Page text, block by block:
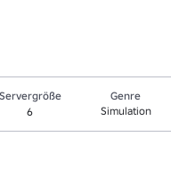
Servergröße
6
Genre
Simulation